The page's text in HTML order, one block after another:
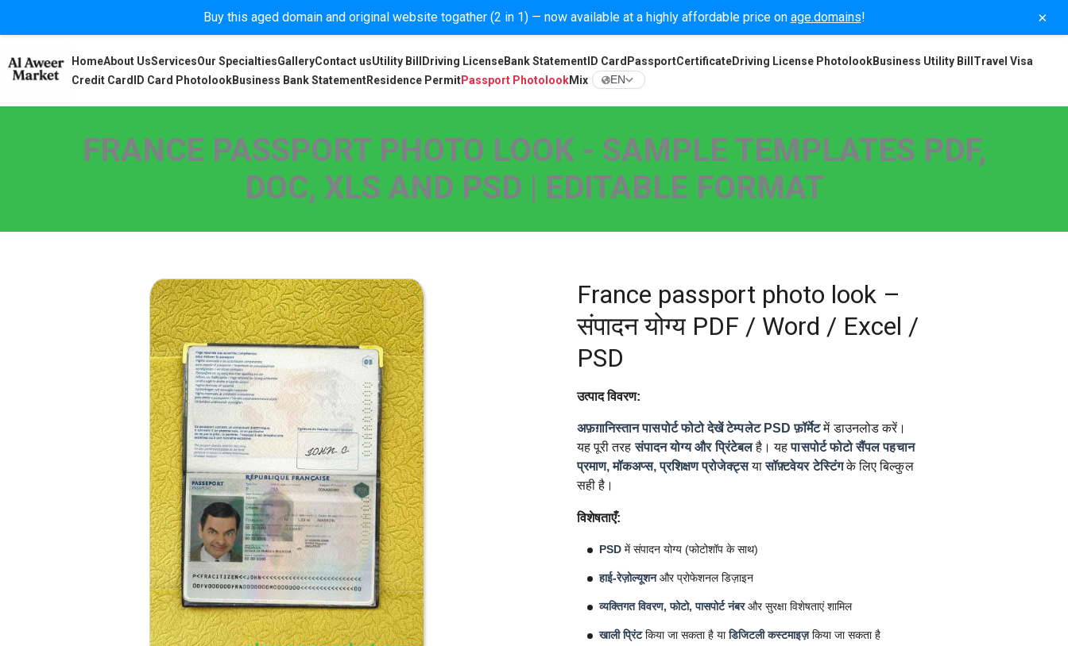
Buy this aged domain and original website togather (2 in 1) — now available at a highly affordable price on age.domains! ×
HomeAbout UsServicesOur SpecialtiesGalleryContact usUtility Bill Driving LicenseBank Statement ID Card PassportCertificateDriving License PhotolookBusiness Utility Bill Travel Visa
Credit Card
ID Card PhotolookBusiness Bank StatementResidence PermitPassport PhotolookMix EN
FRANCE PASSPORT PHOTO LOOK - SAMPLE TEMPLATES PDF,
DOC, XLS AND PSD | EDITABLE FORMAT
France passport photo look –
संपादन योग्य PDF / Word / Excel /
PSD
उत्पाद विवरण:
अफ़ग़ानिस्तान पासपोर्ट फोटो देखें टेम्पलेट PSD फ़ॉर्मेटमें डाउनलोड करें।
यह पूरी तरहसंपादन योग्य और प्रिंटेबलहै। यहपासपोर्ट फोटो सैंपल पहचान
प्रमाण, मॉकअप्स, प्रशिक्षण प्रोजेक्ट्सयासॉफ़्टवेयर टेस्टिंगके लिए बिल्कुल
सही है।
विशेषताएँ:
PSD में संपादन योग्य (फोटोशॉप के साथ)
हाई-रेज़ोल्यूशनऔर प्रोफेशनल डिज़ाइन
व्यक्तिगत विवरण, फोटो, पासपोर्ट नंबरऔर सुरक्षा विशेषताएं शामिल
खाली प्रिंटकिया जा सकता है याडिजिटली कस्टमाइज़किया जा सकता है